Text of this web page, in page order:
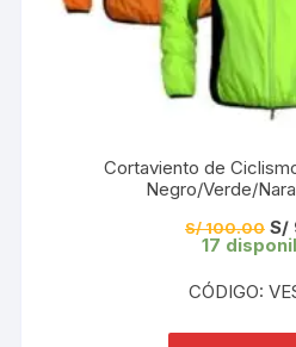
Cortaviento de
Negro/Verde/
S/100.00 El
S/
S/
17
CÓDIGO: